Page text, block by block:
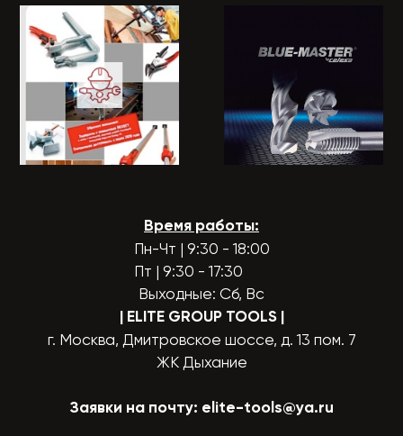
Время работы:
Пн-Чт | 9:30 - 18:00
Пт | 9:30 - 17:30
Выходные: Сб, Вс
| ELITE GROUP TOOLS |
г. Москва, Дмитровское шоссе, д. 13 пом. 7
ЖК Дыхание
Заявки на почту: elite-tools@ya.ru